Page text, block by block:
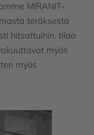
MIRANIT-
teräksestä
hitsattuihin, tilaa
myös
myös